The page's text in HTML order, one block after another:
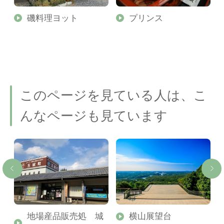
磯料理ヨット プリンス
このページを見ている人は、こ
んなページも見ています
地場産品販売処 城
横山展望台